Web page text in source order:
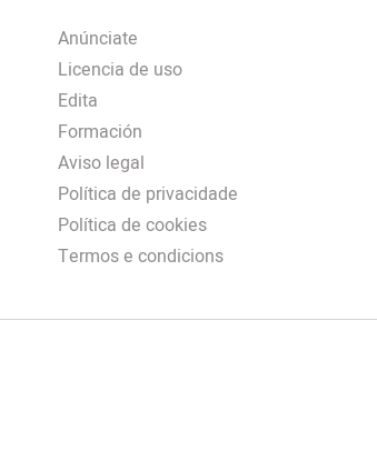
Anúnciate
Licencia de uso
Edita
Formación
Aviso legal
Política de privacidade
Política de cookies
Termos e condicions